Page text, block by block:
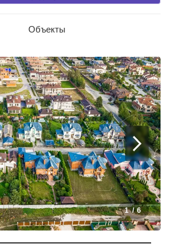
Объекты
1/6